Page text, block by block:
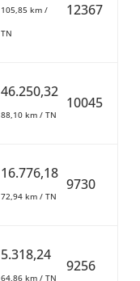
105,85 km /
TN
12367
46.250,32
88,10 km / TN
10045
16.776,18
72,94 km / TN
9730
5.318,24
64,86 km / TN
9256